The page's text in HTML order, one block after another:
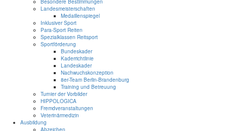
Besondere Bestimmungen
Landesmeisterschaften
Medaillenspiegel
Inklusiver Sport
Para-Sport Reiten
Spezialklassen Reitsport
Sportförderung
Bundeskader
Kaderrichtlinie
Landeskader
Nachwuchskonzeption
8er-Team Berlin-Brandenburg
Training und Betreuung
Turnier der Vorbilder
HIPPOLOGICA
Fremdveranstaltungen
Veterinärmedizin
Ausbildung